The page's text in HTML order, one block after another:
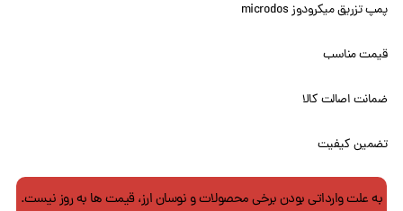
پمپ تزریق میکرودوز microdos
قیمت مناسب
ضمانت اصالت کالا
تضمین کیفیت
به علت وارداتی بودن برخی محصولات و نوسان ارز، قیمت ها به روز نیست.